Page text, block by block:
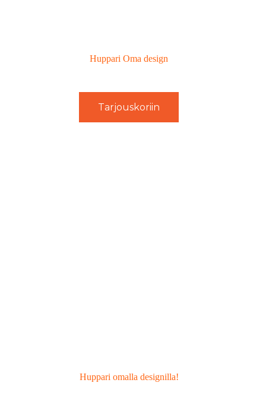
Huppari Oma design
Tarjouskoriin
Huppari omalla designilla!